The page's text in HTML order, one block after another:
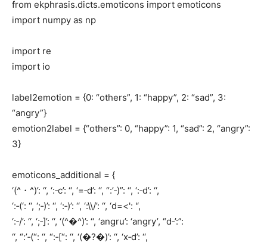
from ekphrasis.dicts.emoticons import emoticons
import numpy as np
import re
import io
label2emotion = {0: “others”, 1: “happy”, 2: “sad”, 3:
“angry”}
emotion2label = {“others”: 0, “happy”: 1, “sad”: 2, “angry”:
3}
emoticons_additional = {
‘(^・^)’: ‘‘, ‘:‑c’: ‘‘, ‘=‑d’: ‘‘, “:’‑)”: ‘‘, ‘:‑d’: ‘‘,
‘:‑(‘: ‘‘, ‘;‑)’: ‘‘, ‘:‑)’: ‘‘, ‘:\\/’: ‘‘, ‘d=<': '‘,
‘:‑/’: ‘‘, ‘;‑]’: ‘‘, ‘(^�^)’: ‘‘, ‘angru’: ‘angry’, “d‑’:”:
‘‘, “:’‑(“: ‘‘, “:‑[“: ‘‘, ‘(�?�)’: ‘‘, ‘x‑d’: ‘‘,